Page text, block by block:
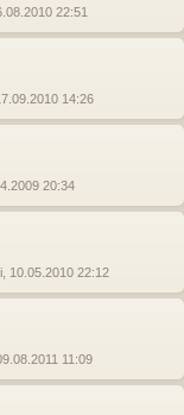
22:51
14:26
20:34
10.05.2010 22:12
11:09